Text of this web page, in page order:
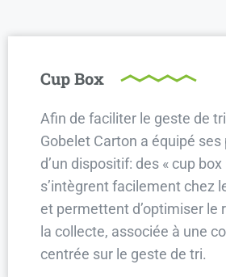
Cup Box
Afin de faciliter le geste de
Gobelet Carton a équipé
d’un dispositif: des « cup box
s’intègrent facilement chez
et permettent d’optimiser le
la collecte, associée à une
centrée sur le geste de tri.